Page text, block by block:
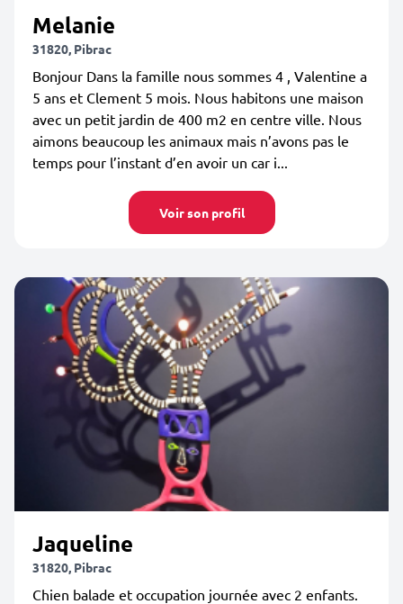
Melanie
31820, Pibrac
Bonjour Dans la famille nous sommes 4 , Valentine a
5 ans et Clement 5 mois. Nous habitons une maison
avec un petit jardin de 400 m2 en centre ville. Nous
aimons beaucoup les animaux mais n’avons pas le
temps pour l’instant d’en avoir un car i...
Voir son profil
Jaqueline
31820, Pibrac
Chien balade et occupation journée avec 2 enfants.